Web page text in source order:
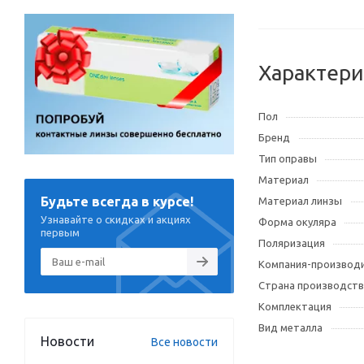
Пол
Бренд
Тип оправы
Материал
Материал линзы
Форма окуляра
Поляризация
Компания-
Страна
Комплектация
Вид металла
Будьте всегда в курсе!
Узнавайте о скидках и акциях
первым
Новости Все новости